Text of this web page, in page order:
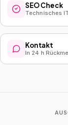
SEO Check
Technisches
Kontakt
In 24 h